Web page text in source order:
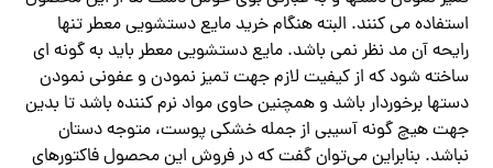
استفاده می کنند. البته هنگام خرید مایع دستشویی معطر تنها
رایحه آن مد نظر نمی باشد. مایع دستشویی معطر باید به گونه ای
ساخته شود که از کیفیت لازم جهت تمیز نمودن و عفونی نمودن
دستها برخوردار باشد و همچنین حاوی مواد نرم کننده باشد تا بدین
جهت هیچ گونه آسیبی از جمله خشکی پوست، متوجه دستان
نباشد. بنابراین می‌توان گفت که در فروش این محصول فاکتورهای